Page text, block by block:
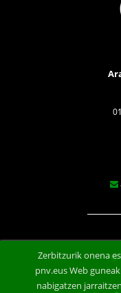
Zerbitzurik onena
pnv.eus Web
nabigatzen